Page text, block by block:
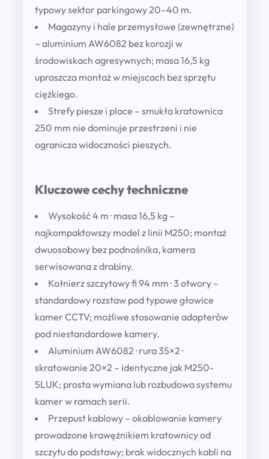
typowy sektor parkingowy 20–40 m.
Magazyny i hale przemysłowe (zewnętrzne)
– aluminium AW6082 bez korozji w
środowiskach agresywnych; masa 16,5 kg
upraszcza montaż w miejscach bez sprzętu
ciężkiego.
Strefy piesze i place – smukła kratownica
250 mm nie dominuje przestrzeni i nie
ogranicza widoczności pieszych.
Kluczowe cechy techniczne
Wysokość 4 m · masa 16,5 kg –
najkompaktowszy model z linii M250; montaż
dwuosobowy bez podnośnika, kamera
serwisowana z drabiny.
Kołnierz szczytowy fi 94 mm · 3 otwory –
standardowy rozstaw pod typowe głowice
kamer CCTV; możliwe stosowanie adapterów
pod niestandardowe kamery.
Aluminium AW6082 · rura 35×2 ·
skratowanie 20×2 – identyczne jak M250-
5LUK; prosta wymiana lub rozbudowa systemu
kamer w ramach serii.
Przepust kablowy – okablowanie kamery
prowadzone krawężnikiem kratownicy od
szczytu do podstawy; brak widocznych kabli na